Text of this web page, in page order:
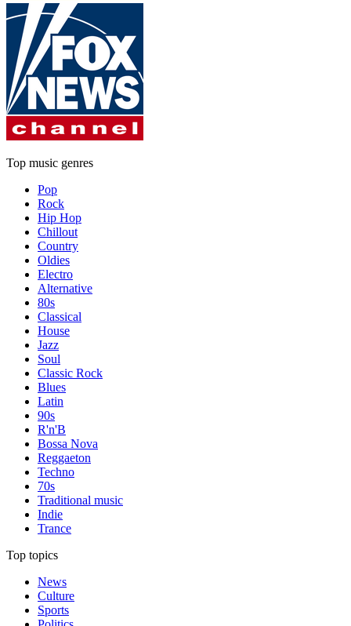
Top music genres
Pop
Rock
Hip Hop
Chillout
Country
Oldies
Electro
Alternative
80s
Classical
House
Jazz
Soul
Classic Rock
Blues
Latin
90s
R'n'B
Bossa Nova
Reggaeton
Techno
70s
Traditional music
Indie
Trance
Top topics
News
Culture
Sports